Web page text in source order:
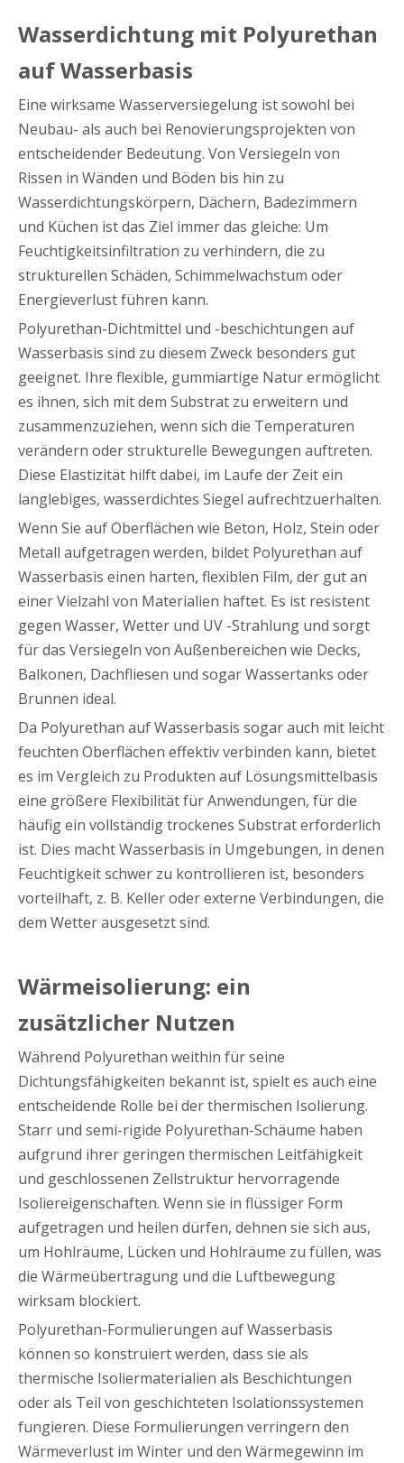
Wasserdichtung mit Polyurethan
auf Wasserbasis
Eine wirksame Wasserversiegelung ist sowohl bei
Neubau- als auch bei Renovierungsprojekten von
entscheidender Bedeutung. Von Versiegeln von
Rissen in Wänden und Böden bis hin zu
Wasserdichtungskörpern, Dächern, Badezimmern
und Küchen ist das Ziel immer das gleiche: Um
Feuchtigkeitsinfiltration zu verhindern, die zu
strukturellen Schäden, Schimmelwachstum oder
Energieverlust führen kann.
Polyurethan-Dichtmittel und -beschichtungen auf
Wasserbasis sind zu diesem Zweck besonders gut
geeignet. Ihre flexible, gummiartige Natur ermöglicht
es ihnen, sich mit dem Substrat zu erweitern und
zusammenzuziehen, wenn sich die Temperaturen
verändern oder strukturelle Bewegungen auftreten.
Diese Elastizität hilft dabei, im Laufe der Zeit ein
langlebiges, wasserdichtes Siegel aufrechtzuerhalten.
Wenn Sie auf Oberflächen wie Beton, Holz, Stein oder
Metall aufgetragen werden, bildet Polyurethan auf
Wasserbasis einen harten, flexiblen Film, der gut an
einer Vielzahl von Materialien haftet. Es ist resistent
gegen Wasser, Wetter und UV -Strahlung und sorgt
für das Versiegeln von Außenbereichen wie Decks,
Balkonen, Dachfliesen und sogar Wassertanks oder
Brunnen ideal.
Da Polyurethan auf Wasserbasis sogar auch mit leicht
feuchten Oberflächen effektiv verbinden kann, bietet
es im Vergleich zu Produkten auf Lösungsmittelbasis
eine größere Flexibilität für Anwendungen, für die
häufig ein vollständig trockenes Substrat erforderlich
ist. Dies macht Wasserbasis in Umgebungen, in denen
Feuchtigkeit schwer zu kontrollieren ist, besonders
vorteilhaft, z. B. Keller oder externe Verbindungen, die
dem Wetter ausgesetzt sind.
Wärmeisolierung: ein
zusätzlicher Nutzen
Während Polyurethan weithin für seine
Dichtungsfähigkeiten bekannt ist, spielt es auch eine
entscheidende Rolle bei der thermischen Isolierung.
Starr und semi-rigide Polyurethan-Schäume haben
aufgrund ihrer geringen thermischen Leitfähigkeit
und geschlossenen Zellstruktur hervorragende
Isoliereigenschaften. Wenn sie in flüssiger Form
aufgetragen und heilen dürfen, dehnen sie sich aus,
um Hohlräume, Lücken und Hohlräume zu füllen, was
die Wärmeübertragung und die Luftbewegung
wirksam blockiert.
Polyurethan-Formulierungen auf Wasserbasis
können so konstruiert werden, dass sie als
thermische Isoliermaterialien als Beschichtungen
oder als Teil von geschichteten Isolationssystemen
fungieren. Diese Formulierungen verringern den
Wärmeverlust im Winter und den Wärmegewinn im